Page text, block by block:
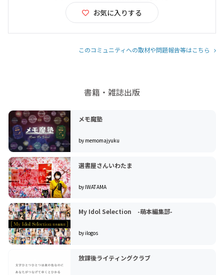
お気に入りする
このコミュニティへの取材や問題報告等はこちら
書籍・雑誌出版
メモ魔塾
by memomajyuku
選書屋さんいわたま
by IWATAMA
My Idol Selection -萌本編集部-
by ilogos
放課後ライティングクラブ